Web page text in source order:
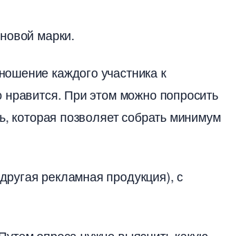
марки.
каждого участника к
При этом можно попросить
которая позволяет собрать минимум
рекламная продукция), с